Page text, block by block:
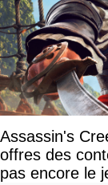
Assassin's
offres des
pas encore le